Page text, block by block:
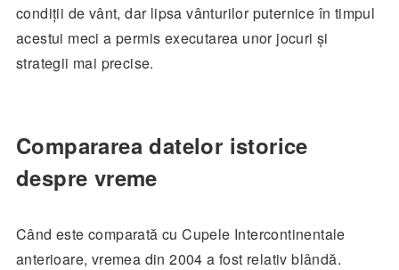
condiții de vânt, dar lipsa vânturilor puternice în timpul
acestui meci a permis executarea unor jocuri și
strategii mai precise.
Compararea datelor istorice
despre vreme
Când este comparată cu Cupele Intercontinentale
anterioare, vremea din 2004 a fost relativ blândă.